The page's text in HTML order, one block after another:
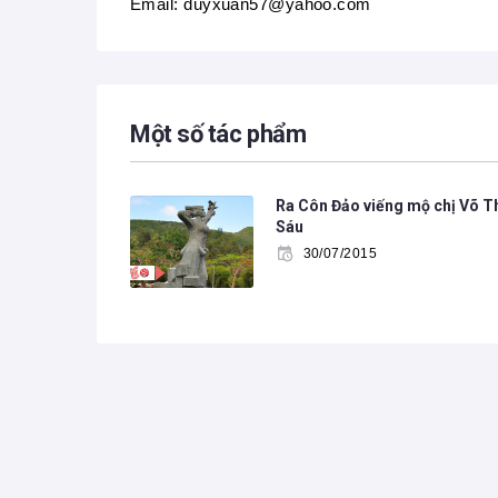
Email: duyxuan57@yahoo.com
Một số tác phẩm
Ra Côn Đảo viếng mộ chị Võ
Sáu
30/07/2015